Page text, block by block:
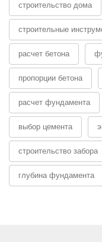
строительство дома
строительные
расчет бетона
пропорции бетона
расчет фундамента
выбор цемента
строительство забора
глубина фундамента